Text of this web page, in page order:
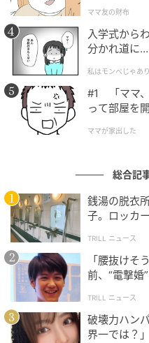
ママ友の財布
入学式から
分かれ道に
私はモンペじゃあ
#1 「ママ、
って部屋を
ママが家出した
総合記
銭湯の脱衣
子。ロッカ
中で拍手」
TRILL ニュース
「腰抜けそ
前、“電撃婚
TRILL ニュース
破壊力ハン
界一では？